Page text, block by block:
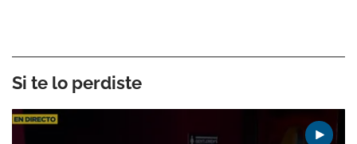
Si te lo perdiste